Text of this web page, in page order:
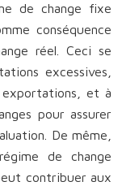
de change fixe
conséquence
réel. Ceci se
excessives,
et à
pour assurer
De même,
de change
contribuer aux